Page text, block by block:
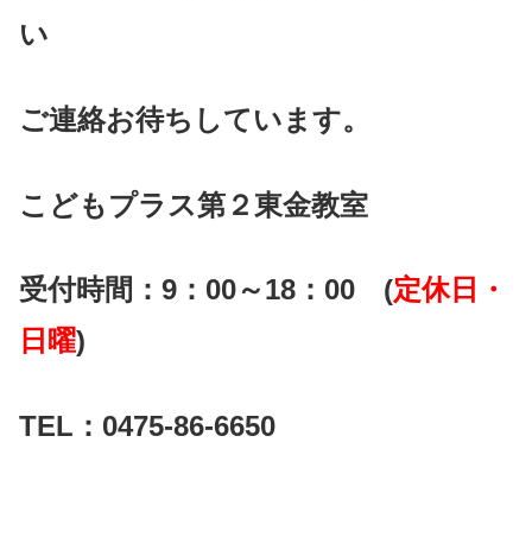
い
ご連絡お待ちしています。
こどもプラス第２東金教室
受付時間：9：00～18：00 (定休日・
日曜)
TEL：0475-86-6650